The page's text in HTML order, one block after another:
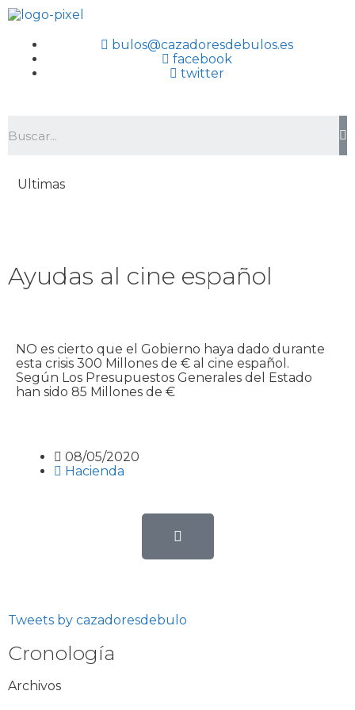
bulos@cazadoresdebulos.es
facebook
twitter
Ultimas
Ayudas al cine español
NO es cierto que el Gobierno haya dado durante
esta crisis 300 Millones de € al cine español.
Según Los Presupuestos Generales del Estado
han sido 85 Millones de €
08/05/2020
Hacienda
Tweets by cazadoresdebulo
Cronología
Archivos